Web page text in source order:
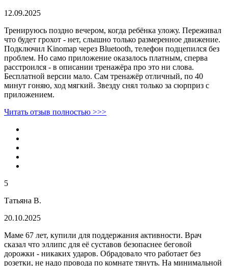
12.09.2025
Тренируюсь поздно вечером, когда ребёнка уложу. Переживал
что будет грохот - нет, слышно только размеренное движение.
Подключил Kinomap через Bluetooth, телефон подцепился без
проблем. Но само приложение оказалось платным, сперва
расстроился - в описании тренажёра про это ни слова.
Бесплатной версии мало. Сам тренажёр отличный, по 40
минут гоняю, ход мягкий. Звезду снял только за сюрприз с
приложением.
Читать отзыв полностью >>>
5
Татьяна В.
20.10.2025
Маме 67 лет, купили для поддержания активности. Врач
сказал что эллипс для её суставов безопаснее беговой
дорожки - никаких ударов. Обрадовало что работает без
розетки, не надо провода по комнате тянуть. На минимальной